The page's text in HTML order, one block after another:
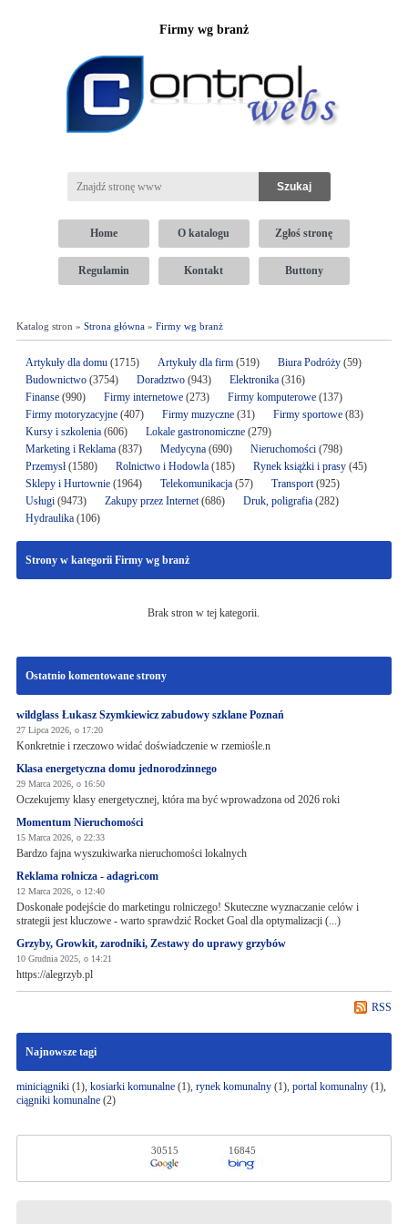
Firmy wg branż
Home O katalogu Zgłoś stronę
Regulamin Kontakt Buttony
Katalog stron » Strona główna» Firmy wg branż
Artykuły dla domu(1715) Artykuły dla firm(519) Biura Podróży(59)
Budownictwo(3754) Doradztwo(943) Elektronika (316)
Finanse(990) Firmy internetowe (273) Firmy komputerowe(137)
Firmy motoryzacyjne(407) Firmy muzyczne(31) Firmy sportowe(83)
Kursy i szkolenia(606) Lokale gastronomiczne(279)
Marketing i Reklama(837) Medycyna(690) Nieruchomości(798)
Przemysł(1580) Rolnictwo i Hodowla(185) Rynek książki i prasy(45)
Sklepy i Hurtownie(1964) Telekomunikacja(57) Transport(925)
Usługi(9473) Zakupy przez Internet(686) Druk, poligrafia(282)
Hydraulika(106)
Strony w kategorii Firmy wg branż
Brak stron w tej kategorii.
Ostatnio komentowane strony
wildglass Łukasz Szymkiewicz zabudowy szklane Poznań
27 Lipca 2026, o 17:20
Konkretnie i rzeczowo widać doświadczenie w rzemiośle.n
Klasa energetyczna domu jednorodzinnego
29 Marca 2026, o 16:50
Oczekujemy klasy energetycznej, która ma być wprowadzona od 2026 roki
Momentum Nieruchomości
15 Marca 2026, o 22:33
Bardzo fajna wyszukiwarka nieruchomości lokalnych
Reklama rolnicza - adagri.com
12 Marca 2026, o 12:40
Doskonałe podejście do marketingu rolniczego! Skuteczne wyznaczanie celów i
strategii jest kluczowe - warto sprawdzić Rocket Goal dla optymalizacji (...)
Grzyby, Growkit, zarodniki, Zestawy do uprawy grzybów
10 Grudnia 2025, o 14:21
https://alegrzyb.pl
RSS
Najnowsze tagi
miniciągniki(1), kosiarki komunalne(1), rynek komunalny(1), portal komunalny(1),
ciągniki komunalne(2)
30515 16845